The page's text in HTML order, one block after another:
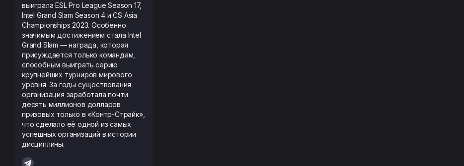
выиграла ESL Pro League Season 17,
Intel Grand Slam Season 4 и CS Asia
Championships 2023. Особенно
значимым достижением стала Intel
Grand Slam — награда, которая
присуждается только командам,
способным выиграть серию
крупнейших турниров мирового
уровня. За годы существования
организация заработала почти
десять миллионов долларов
призовых только в «Контр-Страйк»,
что сделало её одной из самых
успешных организаций в истории
дисциплины.